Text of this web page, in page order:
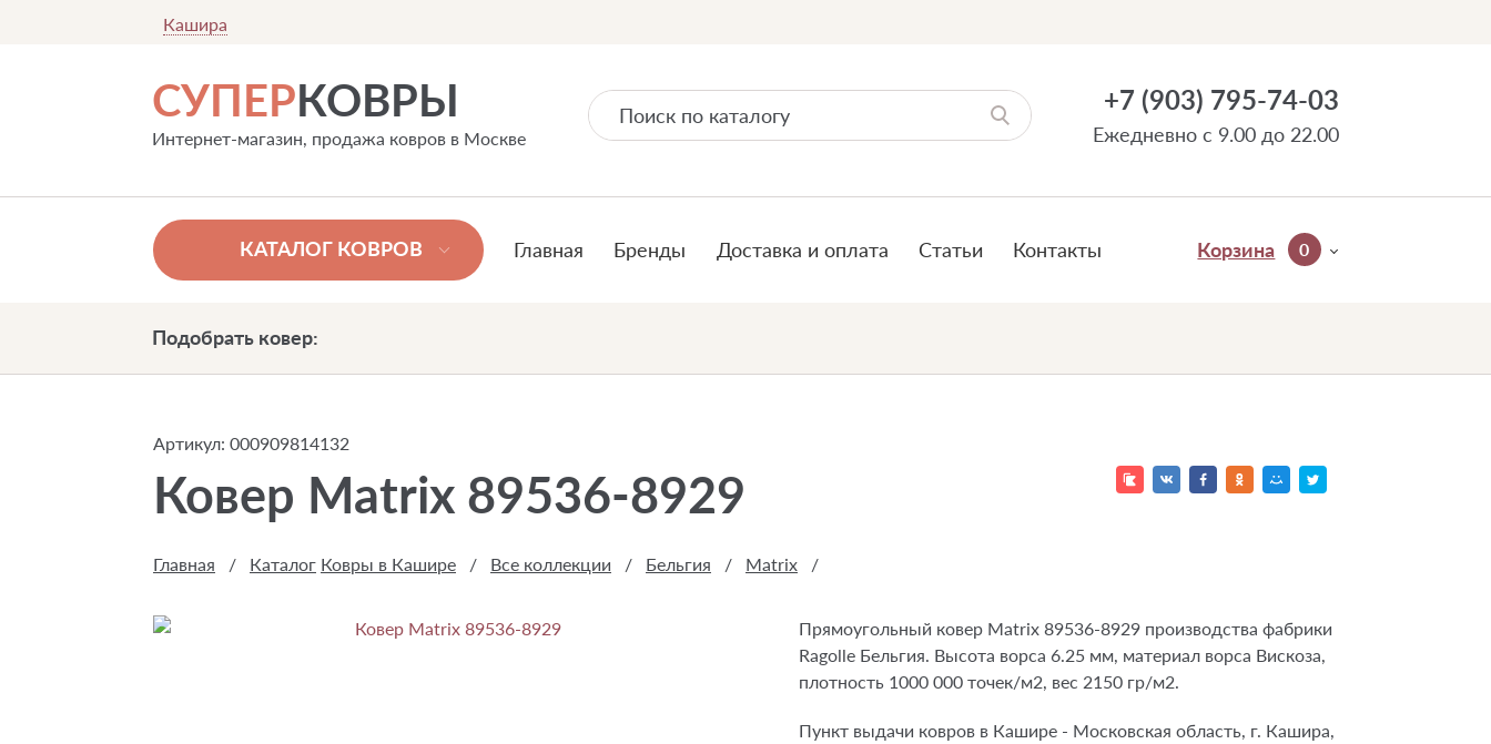
Кашира
СУПЕРКОВРЫ
Интернет-магазин, продажа ковров в Москве
+7 (903) 795-74-03
Ежедневно с 9.00 до 22.00
КАТАЛОГ КОВРОВ Главная Бренды Доставка и оплата Статьи Контакты Корзина 0
Подобрать ковер:
Артикул: 000909814132
Ковер Matrix 89536-8929
Главная / Каталог Ковры в Кашире / Все коллекции / Бельгия / Matrix /
Прямоугольный ковер Matrix 89536-8929 производства фабрики
Ragolle Бельгия. Высота ворса 6.25 мм, материал ворса Вискоза,
плотность 1000 000 точек/м2, вес 2150 гр/м2.
Пункт выдачи ковров в Кашире - Московская область, г. Кашира,